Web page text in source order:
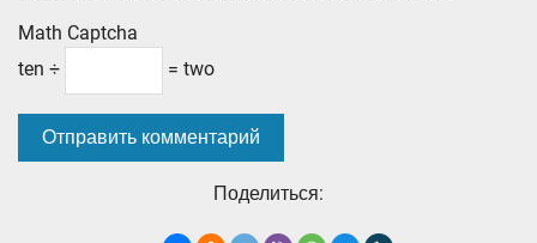
Math Captcha
ten ÷
= two
Поделиться: